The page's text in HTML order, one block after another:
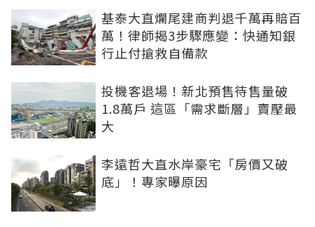
基泰大直爛尾建商判退千萬再賠百
萬！律師揭3步驟應變：快通知銀
行止付搶救自備款
投機客退場！新北預售待售量破
1.8萬戶 這區「需求斷層」賣壓最
大
李遠哲大直水岸豪宅「房價又破
底」！專家曝原因